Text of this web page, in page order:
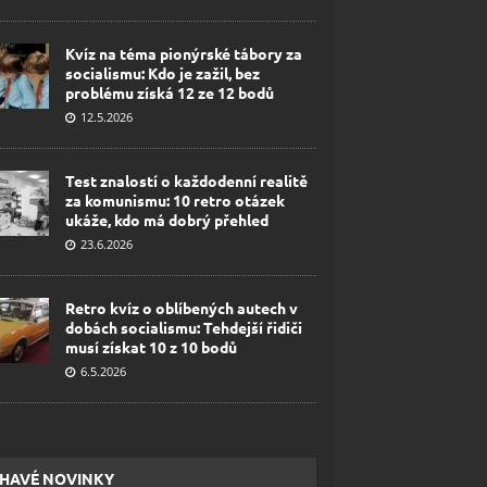
Kvíz na téma pionýrské tábory za
socialismu: Kdo je zažil, bez
problému získá 12 ze 12 bodů
12.5.2026
Test znalostí o každodenní realitě
za komunismu: 10 retro otázek
ukáže, kdo má dobrý přehled
23.6.2026
Retro kvíz o oblíbených autech v
dobách socialismu: Tehdejší řidiči
musí získat 10 z 10 bodů
6.5.2026
NOVINKY